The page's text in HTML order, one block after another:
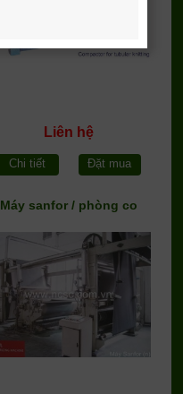
Liên hệ
Chi tiết Đặt mua
Máy sanfor / phòng co